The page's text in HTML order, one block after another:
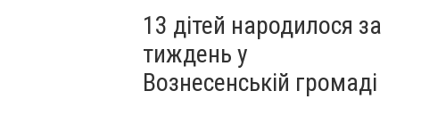
13 дітей народилося за
тиждень у
Вознесенській громаді